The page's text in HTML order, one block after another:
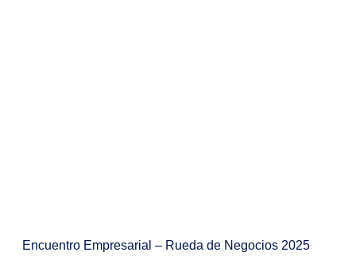
Encuentro Empresarial – Rueda de Negocios 2025